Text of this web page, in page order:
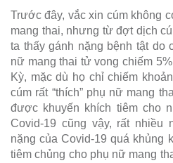
Trước đây, vắc xin cúm không
mang thai, nhưng từ đợt dịch
ta thấy gánh nặng bệnh tật do
nữ mang thai tử vong chiếm
Kỳ, mặc dù họ chỉ chiếm
cúm rất “thích” phụ nữ mang
được khuyến khích tiêm cho
Covid-19 cũng vậy, rất
nặng của Covid-19 quá khủng
tiêm chủng cho phụ nữ mang